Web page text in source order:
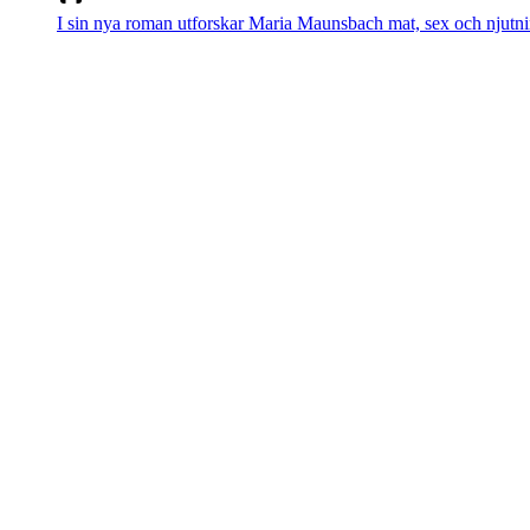
I sin nya roman utforskar Maria Maunsbach mat, sex och